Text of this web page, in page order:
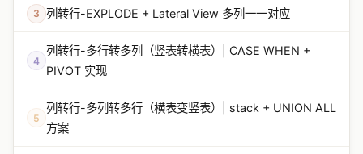
3 列转行-EXPLODE + Lateral View 多列一一对应
4
列转行-多行转多列（竖表转横表）| CASE WHEN +
PIVOT 实现
5
列转行-多列转多行（横表变竖表）| stack + UNION ALL
方案